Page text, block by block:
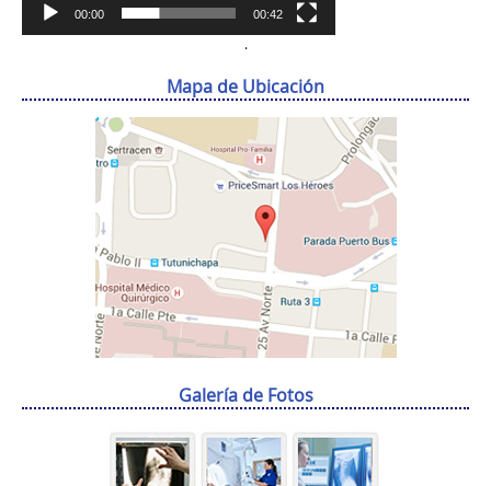
00:00 00:42
.
Mapa de Ubicación
Galería de Fotos